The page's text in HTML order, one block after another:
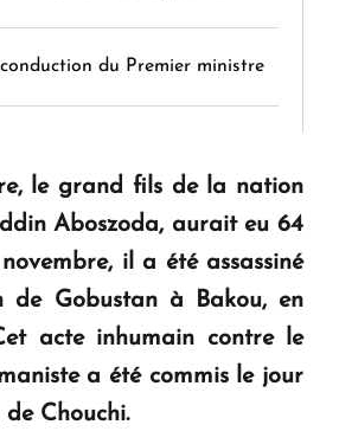
du Premier ministre
des perdants »
pas d'alternative concrète, la
de résilience et d'avenir
le grand fils de la nation
Aboszoda, aurait eu 64
il a été assassiné
de Gobustan à Bakou, en
acte inhumain contre le
a été commis le jour
Chouchi.